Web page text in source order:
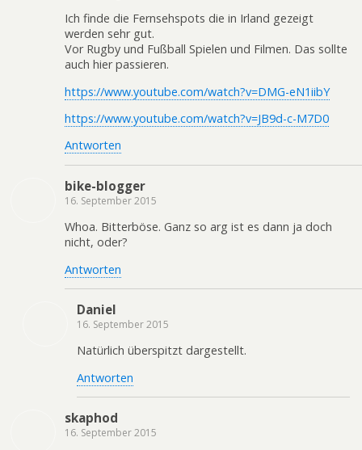
Ich finde die Fernsehspots die in Irland gezeigt
werden sehr gut.
Vor Rugby und Fußball Spielen und Filmen. Das sollte
auch hier passieren.
https://www.youtube.com/watch?v=DMG-eN1iibY
https://www.youtube.com/watch?v=JB9d-c-M7D0
Antworten
bike-blogger
16. September 2015
Whoa. Bitterböse. Ganz so arg ist es dann ja doch
nicht, oder?
Antworten
Daniel
16. September 2015
Natürlich überspitzt dargestellt.
Antworten
skaphod
16. September 2015